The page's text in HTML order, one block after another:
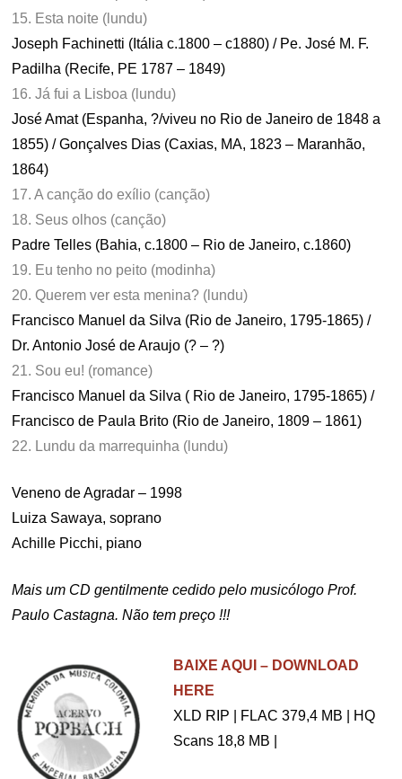
15. Esta noite (lundu)
Joseph Fachinetti (Itália c.1800 – c1880) / Pe. José M. F.
Padilha (Recife, PE 1787 – 1849)
16. Já fui a Lisboa (lundu)
José Amat (Espanha, ?/viveu no Rio de Janeiro de 1848 a
1855) / Gonçalves Dias (Caxias, MA, 1823 – Maranhão,
1864)
17. A canção do exílio (canção)
18. Seus olhos (canção)
Padre Telles (Bahia, c.1800 – Rio de Janeiro, c.1860)
19. Eu tenho no peito (modinha)
20. Querem ver esta menina? (lundu)
Francisco Manuel da Silva (Rio de Janeiro, 1795-1865) /
Dr. Antonio José de Araujo (? – ?)
21. Sou eu! (romance)
Francisco Manuel da Silva ( Rio de Janeiro, 1795-1865) /
Francisco de Paula Brito (Rio de Janeiro, 1809 – 1861)
22. Lundu da marrequinha (lundu)
Veneno de Agradar – 1998
Luiza Sawaya, soprano
Achille Picchi, piano
Mais um CD gentilmente cedido pelo musicólogo Prof.
Paulo Castagna. Não tem preço !!!
BAIXE AQUI – DOWNLOAD
HERE
XLD RIP | FLAC 379,4 MB | HQ
Scans 18,8 MB |